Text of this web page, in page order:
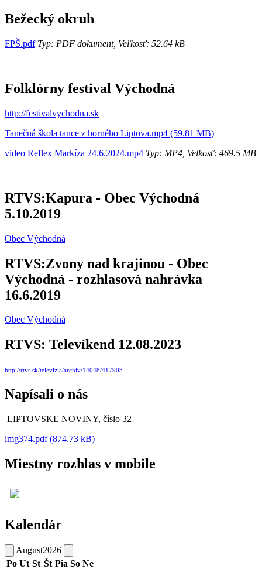
Bežecký okruh
FPŠ.pdfTyp: PDF dokument, Veľkosť: 52.64 kB
Folklórny festival Východná
http://festivalvychodna.sk
Tanečná škola tance z horného Liptova.mp4 (59.81 MB)
video Reflex Markíza 24.6.2024.mp4 Typ: MP4, Velkosť: 469.5 MB
RTVS:Kapura - Obec Východná
5.10.2019
Obec Východná
RTVS:Zvony nad krajinou - Obec
Východná - rozhlasová nahrávka
16.6.2019
Obec Východná
RTVS: Televíkend 12.08.2023
http://rtvs.sk/televizia/archiv/14048/417903
Napísali o nás
LIPTOVSKE NOVINY, číslo 32
img374.pdf (874.73 kB)
Miestny rozhlas v mobile
Kalendár
August2026
Po Ut St Št Pia So Ne